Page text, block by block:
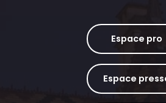
Espace pro
Espace